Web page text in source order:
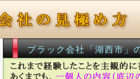
ブラック会社「湖西市